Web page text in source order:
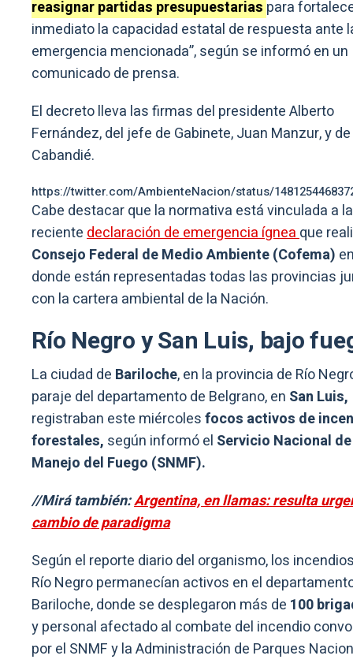
reasignar partidas presupuestarias para
inmediato la capacidad estatal de respuesta ante
emergencia mencionada”, según se informó en un
comunicado de prensa.
El decreto lleva las firmas del presidente Alberto
Fernández, del jefe de Gabinete, Juan Manzur, y de
Cabandié.
https://twitter.com/AmbienteNacion/status/
Cabe destacar que la normativa está vinculada a la
recientedeclaración de emergencia ígneaque
Consejo Federal de Medio Ambiente (Cofema)
donde están representadas todas las provincias
con la cartera ambiental de la Nación.
Río Negro y San Luis, bajo
La ciudad de Bariloche, en la provincia de Río
paraje del departamento de Belgrano, en San Luis,
registraban este miércolesfocos activos de
forestales, según informó el Servicio Nacional de
Manejo del Fuego (SNMF).
//Mirá también:Argentina, en llamas: resulta
cambio de paradigma
Según el reporte diario del organismo, los
Río Negro permanecían activos en el
Bariloche, donde se desplegaron más de 100
y personal afectado al combate del incendio
por el SNMF y la Administración de Parques